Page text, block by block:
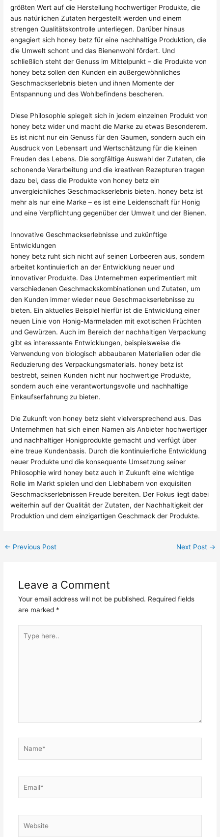
größten Wert auf die Herstellung hochwertiger Produkte, die
aus natürlichen Zutaten hergestellt werden und einem
strengen Qualitätskontrolle unterliegen. Darüber hinaus
engagiert sich honey betz für eine nachhaltige Produktion, die
die Umwelt schont und das Bienenwohl fördert. Und
schließlich steht der Genuss im Mittelpunkt – die Produkte von
honey betz sollen den Kunden ein außergewöhnliches
Geschmackserlebnis bieten und ihnen Momente der
Entspannung und des Wohlbefindens bescheren.
Diese Philosophie spiegelt sich in jedem einzelnen Produkt von
honey betz wider und macht die Marke zu etwas Besonderem.
Es ist nicht nur ein Genuss für den Gaumen, sondern auch ein
Ausdruck von Lebensart und Wertschätzung für die kleinen
Freuden des Lebens. Die sorgfältige Auswahl der Zutaten, die
schonende Verarbeitung und die kreativen Rezepturen tragen
dazu bei, dass die Produkte von honey betz ein
unvergleichliches Geschmackserlebnis bieten. honey betz ist
mehr als nur eine Marke – es ist eine Leidenschaft für Honig
und eine Verpflichtung gegenüber der Umwelt und der Bienen.
Innovative Geschmackserlebnisse und zukünftige
Entwicklungen
honey betz ruht sich nicht auf seinen Lorbeeren aus, sondern
arbeitet kontinuierlich an der Entwicklung neuer und
innovativer Produkte. Das Unternehmen experimentiert mit
verschiedenen Geschmackskombinationen und Zutaten, um
den Kunden immer wieder neue Geschmackserlebnisse zu
bieten. Ein aktuelles Beispiel hierfür ist die Entwicklung einer
neuen Linie von Honig-Marmeladen mit exotischen Früchten
und Gewürzen. Auch im Bereich der nachhaltigen Verpackung
gibt es interessante Entwicklungen, beispielsweise die
Verwendung von biologisch abbaubaren Materialien oder die
Reduzierung des Verpackungsmaterials. honey betz ist
bestrebt, seinen Kunden nicht nur hochwertige Produkte,
sondern auch eine verantwortungsvolle und nachhaltige
Einkaufserfahrung zu bieten.
Die Zukunft von honey betz sieht vielversprechend aus. Das
Unternehmen hat sich einen Namen als Anbieter hochwertiger
und nachhaltiger Honigprodukte gemacht und verfügt über
eine treue Kundenbasis. Durch die kontinuierliche Entwicklung
neuer Produkte und die konsequente Umsetzung seiner
Philosophie wird honey betz auch in Zukunft eine wichtige
Rolle im Markt spielen und den Liebhabern von exquisiten
Geschmackserlebnissen Freude bereiten. Der Fokus liegt dabei
weiterhin auf der Qualität der Zutaten, der Nachhaltigkeit der
Produktion und dem einzigartigen Geschmack der Produkte.
← Previous Post Next Post →
Leave a Comment
Your email address will not be published. Required fields
are marked *
here..